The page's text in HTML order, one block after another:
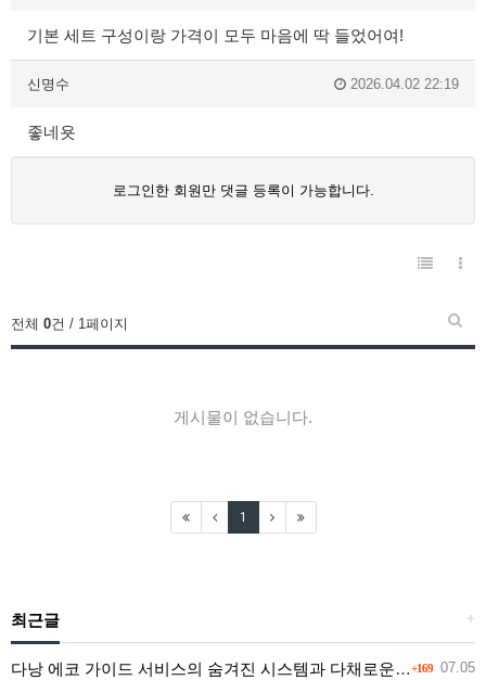
기본 세트 구성이랑 가격이 모두 마음에 딱 들었어여!
신명수 2026.04.02 22:19
좋네욧
로그인한 회원만 댓글 등록이 가능합니다.
전체 0건 / 1페이지
게시물이 없습니다.
1
+
최근글
+169 07.05
다낭 에코 가이드 서비스의 숨겨진 시스템과 다채로운 인력 풀의 진실